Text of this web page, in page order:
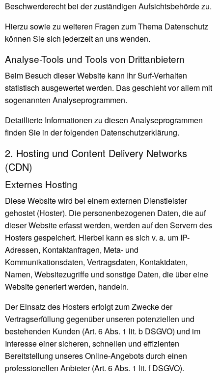
Beschwerderecht bei der zuständigen Aufsichtsbehörde zu.
Hierzu sowie zu weiteren Fragen zum Thema Datenschutz
können Sie sich jederzeit an uns wenden.
Analyse-Tools und Tools von Dritt­anbietern
Beim Besuch dieser Website kann Ihr Surf-Verhalten
statistisch ausgewertet werden. Das geschieht vor allem mit
sogenannten Analyseprogrammen.
Detaillierte Informationen zu diesen Analyseprogrammen
finden Sie in der folgenden Datenschutzerklärung.
2. Hosting und Content Delivery Networks
(CDN)
Externes Hosting
Diese Website wird bei einem externen Dienstleister
gehostet (Hoster). Die personenbezogenen Daten, die auf
dieser Website erfasst werden, werden auf den Servern des
Hosters gespeichert. Hierbei kann es sich v. a. um IP-
Adressen, Kontaktanfragen, Meta- und
Kommunikationsdaten, Vertragsdaten, Kontaktdaten,
Namen, Websitezugriffe und sonstige Daten, die über eine
Website generiert werden, handeln.
Der Einsatz des Hosters erfolgt zum Zwecke der
Vertragserfüllung gegenüber unseren potenziellen und
bestehenden Kunden (Art. 6 Abs. 1 lit. b DSGVO) und im
Interesse einer sicheren, schnellen und effizienten
Bereitstellung unseres Online-Angebots durch einen
professionellen Anbieter (Art. 6 Abs. 1 lit. f DSGVO).